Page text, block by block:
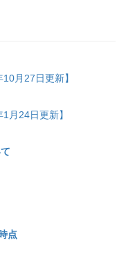
月27日更新】
月24日更新】
点